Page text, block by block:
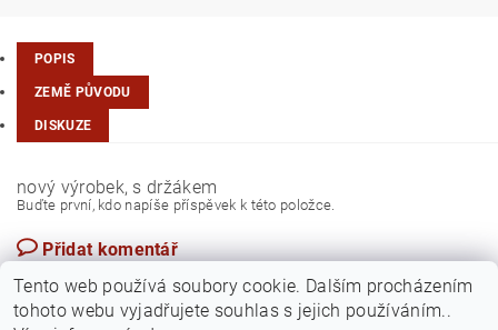
POPIS
ZEMĚ PŮVODU
DISKUZE
nový výrobek, s držákem
Buďte první, kdo napíše příspěvek k této položce.
Přidat komentář
Tento web používá soubory cookie. Dalším procházením
tohoto webu vyjadřujete souhlas s jejich používáním..